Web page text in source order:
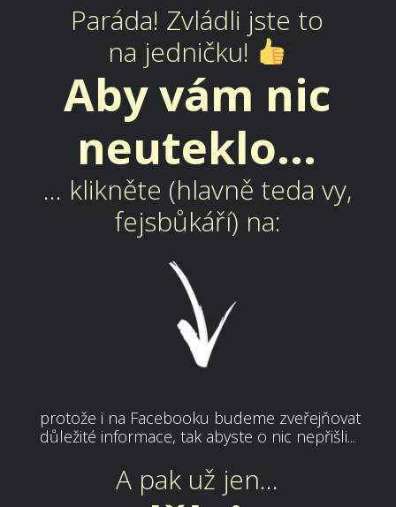
Paráda! Zvládli jste to
na jedničku!
Aby vám nic
neuteklo...
... klikněte (hlavně teda vy,
fejsbůkáří) na:
protože i na Facebooku budeme zveřejňovat
důležité informace, tak abyste o nic nepřišli...
A pak už jen...